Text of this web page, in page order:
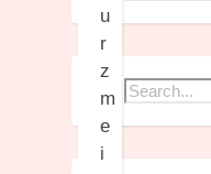
u
r
z
m
e
i